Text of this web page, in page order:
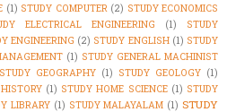
(1) STUDY COMPUTER (2) STUDY ECONOMICS
ELECTRICAL ENGINEERING (1)
STUDY
ENGINEERING (2) STUDY ENGLISH (1) STUDY
(1) STUDY GENERAL MACHINIST
STUDY GEOGRAPHY (1) STUDY GEOLOGY (1)
(1) STUDY HOME SCIENCE (1) STUDY
LIBRARY (1) STUDY MALAYALAM (1) STUDY